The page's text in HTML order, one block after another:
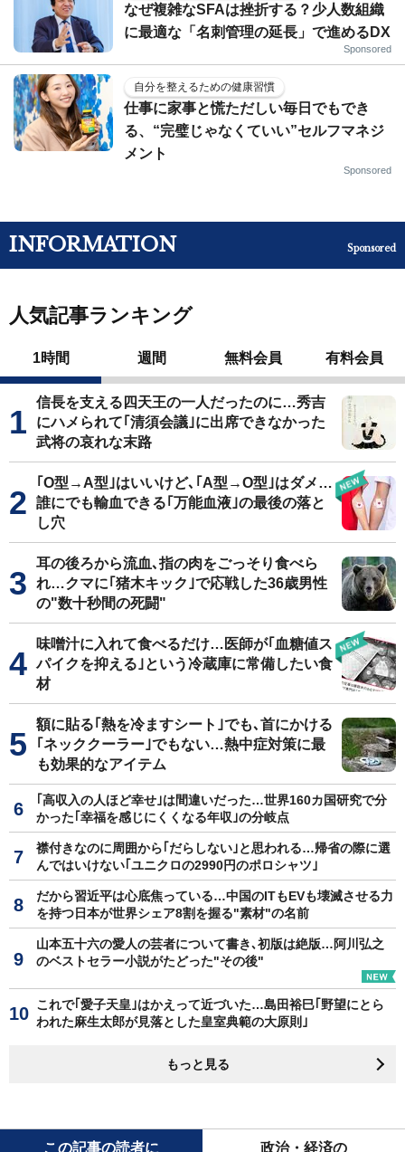
なぜ複雑なSFAは挫折する？少人数組織
に最適な「名刺管理の延長」で進めるDX
Sponsored
自分を整えるための健康習慣
仕事に家事と慌ただしい毎日でもでき
る、“完璧じゃなくていい”セルフマネジ
メント
Sponsored
INFORMATION Sponsored
人気記事ランキング
1時間 週間 無料会員 有料会員
信長を支える四天王の一人だったのに…秀吉
にハメられて｢清須会議｣に出席できなかった
武将の哀れな末路
｢O型→A型｣はいいけど､｢A型→O型｣はダメ…
誰にでも輸血できる｢万能血液｣の最後の落と
し穴
耳の後ろから流血､指の肉をごっそり食べら
れ…クマに｢猪木キック｣で応戦した36歳男性
の"数十秒間の死闘"
味噌汁に入れて食べるだけ…医師が｢血糖値ス
パイクを抑える｣という冷蔵庫に常備したい食
材
額に貼る｢熱を冷ますシート｣でも､首にかける
｢ネッククーラー｣でもない…熱中症対策に最
も効果的なアイテム
｢高収入の人ほど幸せ｣は間違いだった…世界160カ国研究で分
かった｢幸福を感じにくくなる年収｣の分岐点
襟付きなのに周囲から｢だらしない｣と思われる…帰省の際に選
んではいけない｢ユニクロの2990円のポロシャツ｣
だから習近平は心底焦っている…中国のITもEVも壊滅させる力
を持つ日本が世界シェア8割を握る"素材"の名前
山本五十六の愛人の芸者について書き､初版は絶版…阿川弘之
のベストセラー小説がたどった"その後"
これで｢愛子天皇｣はかえって近づいた…島田裕巳｢野望にとら
われた麻生太郎が見落とした皇室典範の大原則｣
もっと見る
この記事の読者に 政治・経済の